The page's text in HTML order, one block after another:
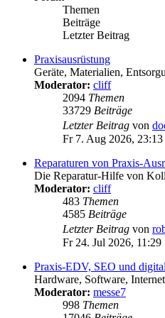
Themen
Beiträge
Letzter Beitrag
Praxisausrüstung
Geräte, Materialien,
Moderator: cliff
2094 Themen
33729 Beiträge
Letzter Beitrag von
Fr 7. Aug 2026, 23:13
Reparaturen von Praxis-
Die Reparatur-Hilfe von
Moderator: cliff
483 Themen
4585 Beiträge
Letzter Beitrag von
Fr 24. Jul 2026, 11:29
Praxis-EDV, SEO und
Hardware, Software,
Moderator: messe7
998 Themen